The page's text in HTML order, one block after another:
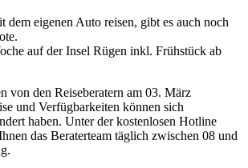
dem eigenen Auto reisen, gibt es auch noch
auf der Insel Rügen inkl. Frühstück ab
von den Reiseberatern am 03. März
und Verfügbarkeiten können sich
haben. Unter der kostenlosen Hotline
das Beraterteam täglich zwischen 08 und